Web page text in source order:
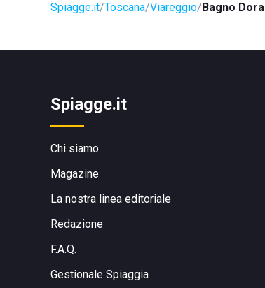
Spiagge.it Toscana Viareggio Bagno Dora
Spiagge.it
Chi siamo
Magazine
La nostra linea editoriale
Redazione
F.A.Q.
Gestionale Spiaggia